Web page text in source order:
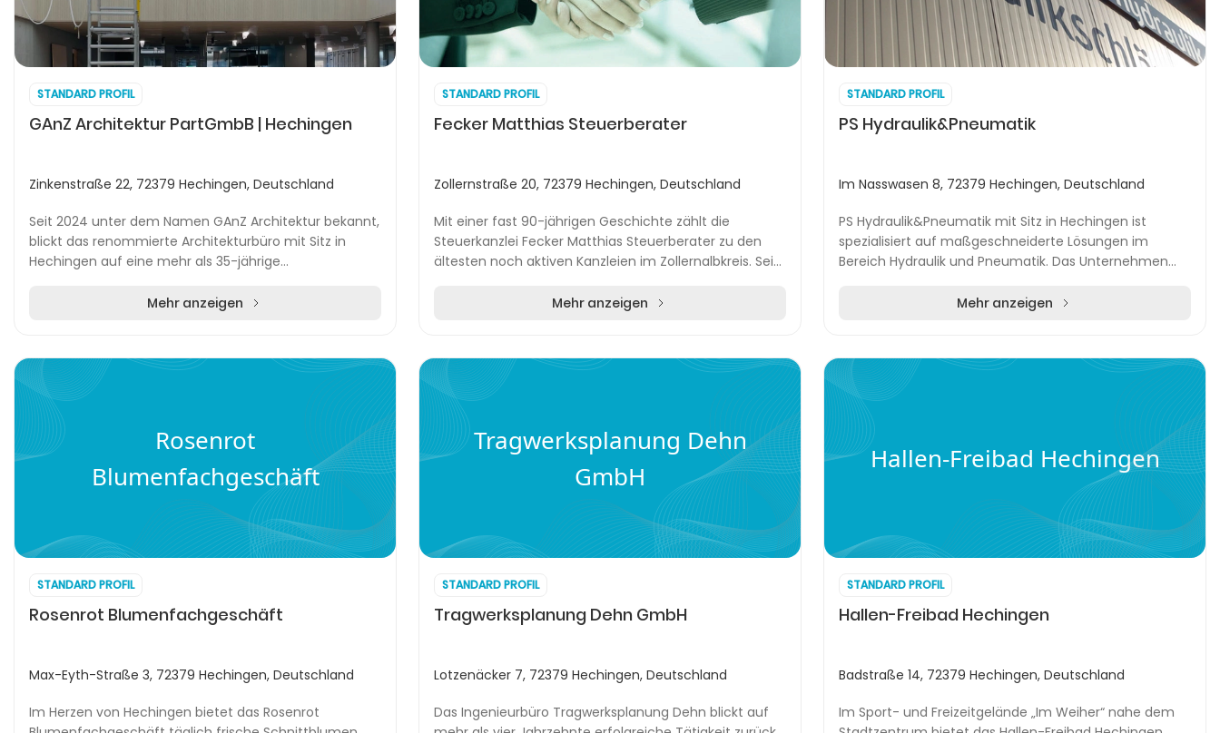
STANDARD PROFIL
GAnZ Architektur PartGmbB | Hechingen
Zinkenstraße 22, 72379 Hechingen, Deutschland
Seit 2024 unter dem Namen GAnZ Architektur bekannt,
blickt das renommierte Architekturbüro mit Sitz in
Hechingen auf eine mehr als 35-jährige
Mehr anzeigen
STANDARD PROFIL
Fecker Matthias Steuerberater
Zollernstraße 20, 72379 Hechingen, Deutschland
Mit einer fast 90-jährigen Geschichte zählt die
Steuerkanzlei Fecker Matthias Steuerberater zu den
ältesten noch aktiven Kanzleien im Zollernalbkreis. Seit
Mehr anzeigen
STANDARD PROFIL
PS Hydraulik&Pneumatik
Im Nasswasen 8, 72379 Hechingen, Deutschland
PS Hydraulik&Pneumatik mit Sitz in Hechingen ist
spezialisiert auf maßgeschneiderte Lösungen im
Bereich Hydraulik und Pneumatik. Das Unternehmen
Mehr anzeigen
Rosenrot
Blumenfachgeschäft
STANDARD PROFIL
Rosenrot Blumenfachgeschäft
Max-Eyth-Straße 3, 72379 Hechingen, Deutschland
Im Herzen von Hechingen bietet das Rosenrot
Tragwerksplanung Dehn
GmbH
STANDARD PROFIL
Tragwerksplanung Dehn GmbH
Lotzenäcker 7, 72379 Hechingen, Deutschland
Das Ingenieurbüro Tragwerksplanung Dehn blickt auf
Hallen-Freibad Hechingen
STANDARD PROFIL
Hallen-Freibad Hechingen
Badstraße 14, 72379 Hechingen, Deutschland
Im Sport- und Freizeitgelände „Im Weiher“ nahe dem